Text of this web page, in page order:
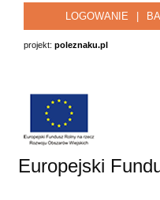
LOGOWANIE
projekt: poleznaku.pl
Europejski